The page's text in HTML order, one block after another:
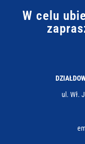
W celu
ul. Wł.